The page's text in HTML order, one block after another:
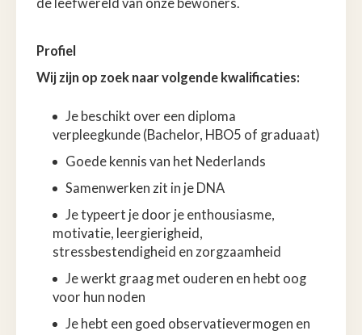
Profiel
Wij zijn op zoek naar volgende kwalificaties:
Je beschikt over een diploma
verpleegkunde (Bachelor, HBO5 of graduaat)
Goede kennis van het Nederlands
Samenwerken zit in je DNA
Je typeert je door je enthousiasme,
motivatie, leergierigheid,
stressbestendigheid en zorgzaamheid
Je werkt graag met ouderen en hebt oog
voor hun noden
Je hebt een goed observatievermogen en